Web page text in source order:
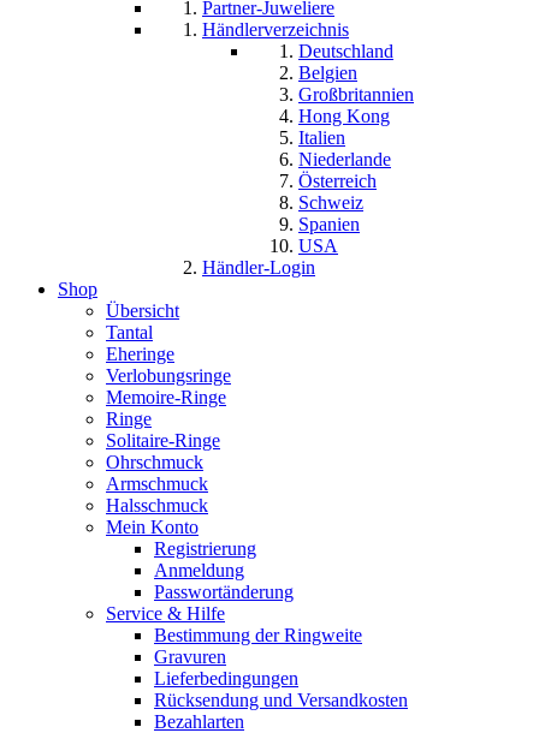
Partner-Juweliere
Händlerverzeichnis
Deutschland
Belgien
Großbritannien
Hong Kong
Italien
Niederlande
Österreich
Schweiz
Spanien
USA
Händler-Login
Shop
Übersicht
Tantal
Eheringe
Verlobungsringe
Memoire-Ringe
Ringe
Solitaire-Ringe
Ohrschmuck
Armschmuck
Halsschmuck
Mein Konto
Registrierung
Anmeldung
Passwortänderung
Service & Hilfe
Bestimmung der Ringweite
Gravuren
Lieferbedingungen
Rücksendung und Versandkosten
Bezahlarten